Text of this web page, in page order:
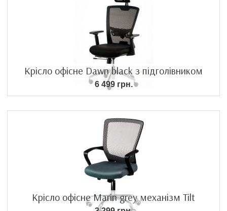
Крісло офісне Dawn black з підголівником
6 499 грн.
Крісло офісне Marin grey механізм Tilt